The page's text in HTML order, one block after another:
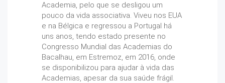
Academia, pelo que se desligou um
pouco da vida associativa. Viveu nos EUA
e na Bélgica e regressou a Portugal há
uns anos, tendo estado presente no
Congresso Mundial das Academias do
Bacalhau, em Estremoz, em 2016, onde
se disponibilizou para ajudar à vida das
Academias, apesar da sua saúde frágil.